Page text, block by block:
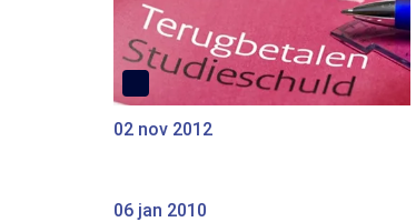
02 nov 2012
06 jan 2010